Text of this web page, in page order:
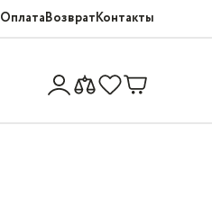
ОплатаВозвратКонтакты